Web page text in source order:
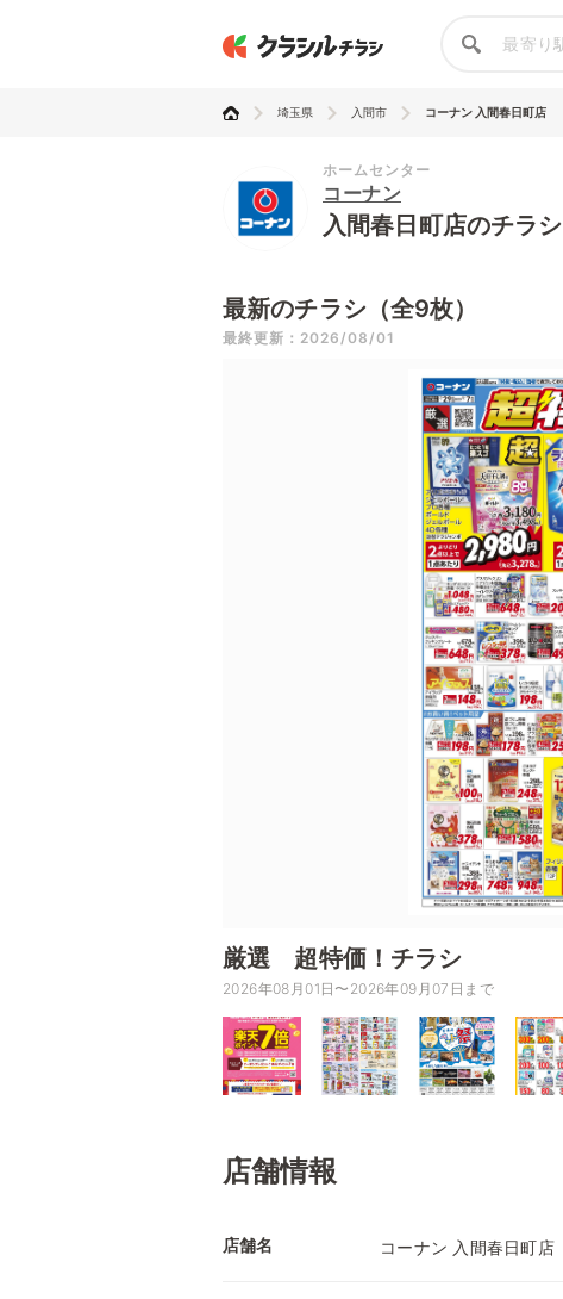
埼玉県 入間市 コーナン 入間春日町店
ホームセンター
コーナン
入間春日町店のチラシ
最新のチラシ（全9枚）
最終更新：2026/08/01
厳選 超特価！チラシ
2026年08月01日〜2026年09月07日まで
店舗情報
店舗名 コーナン 入間春日町店